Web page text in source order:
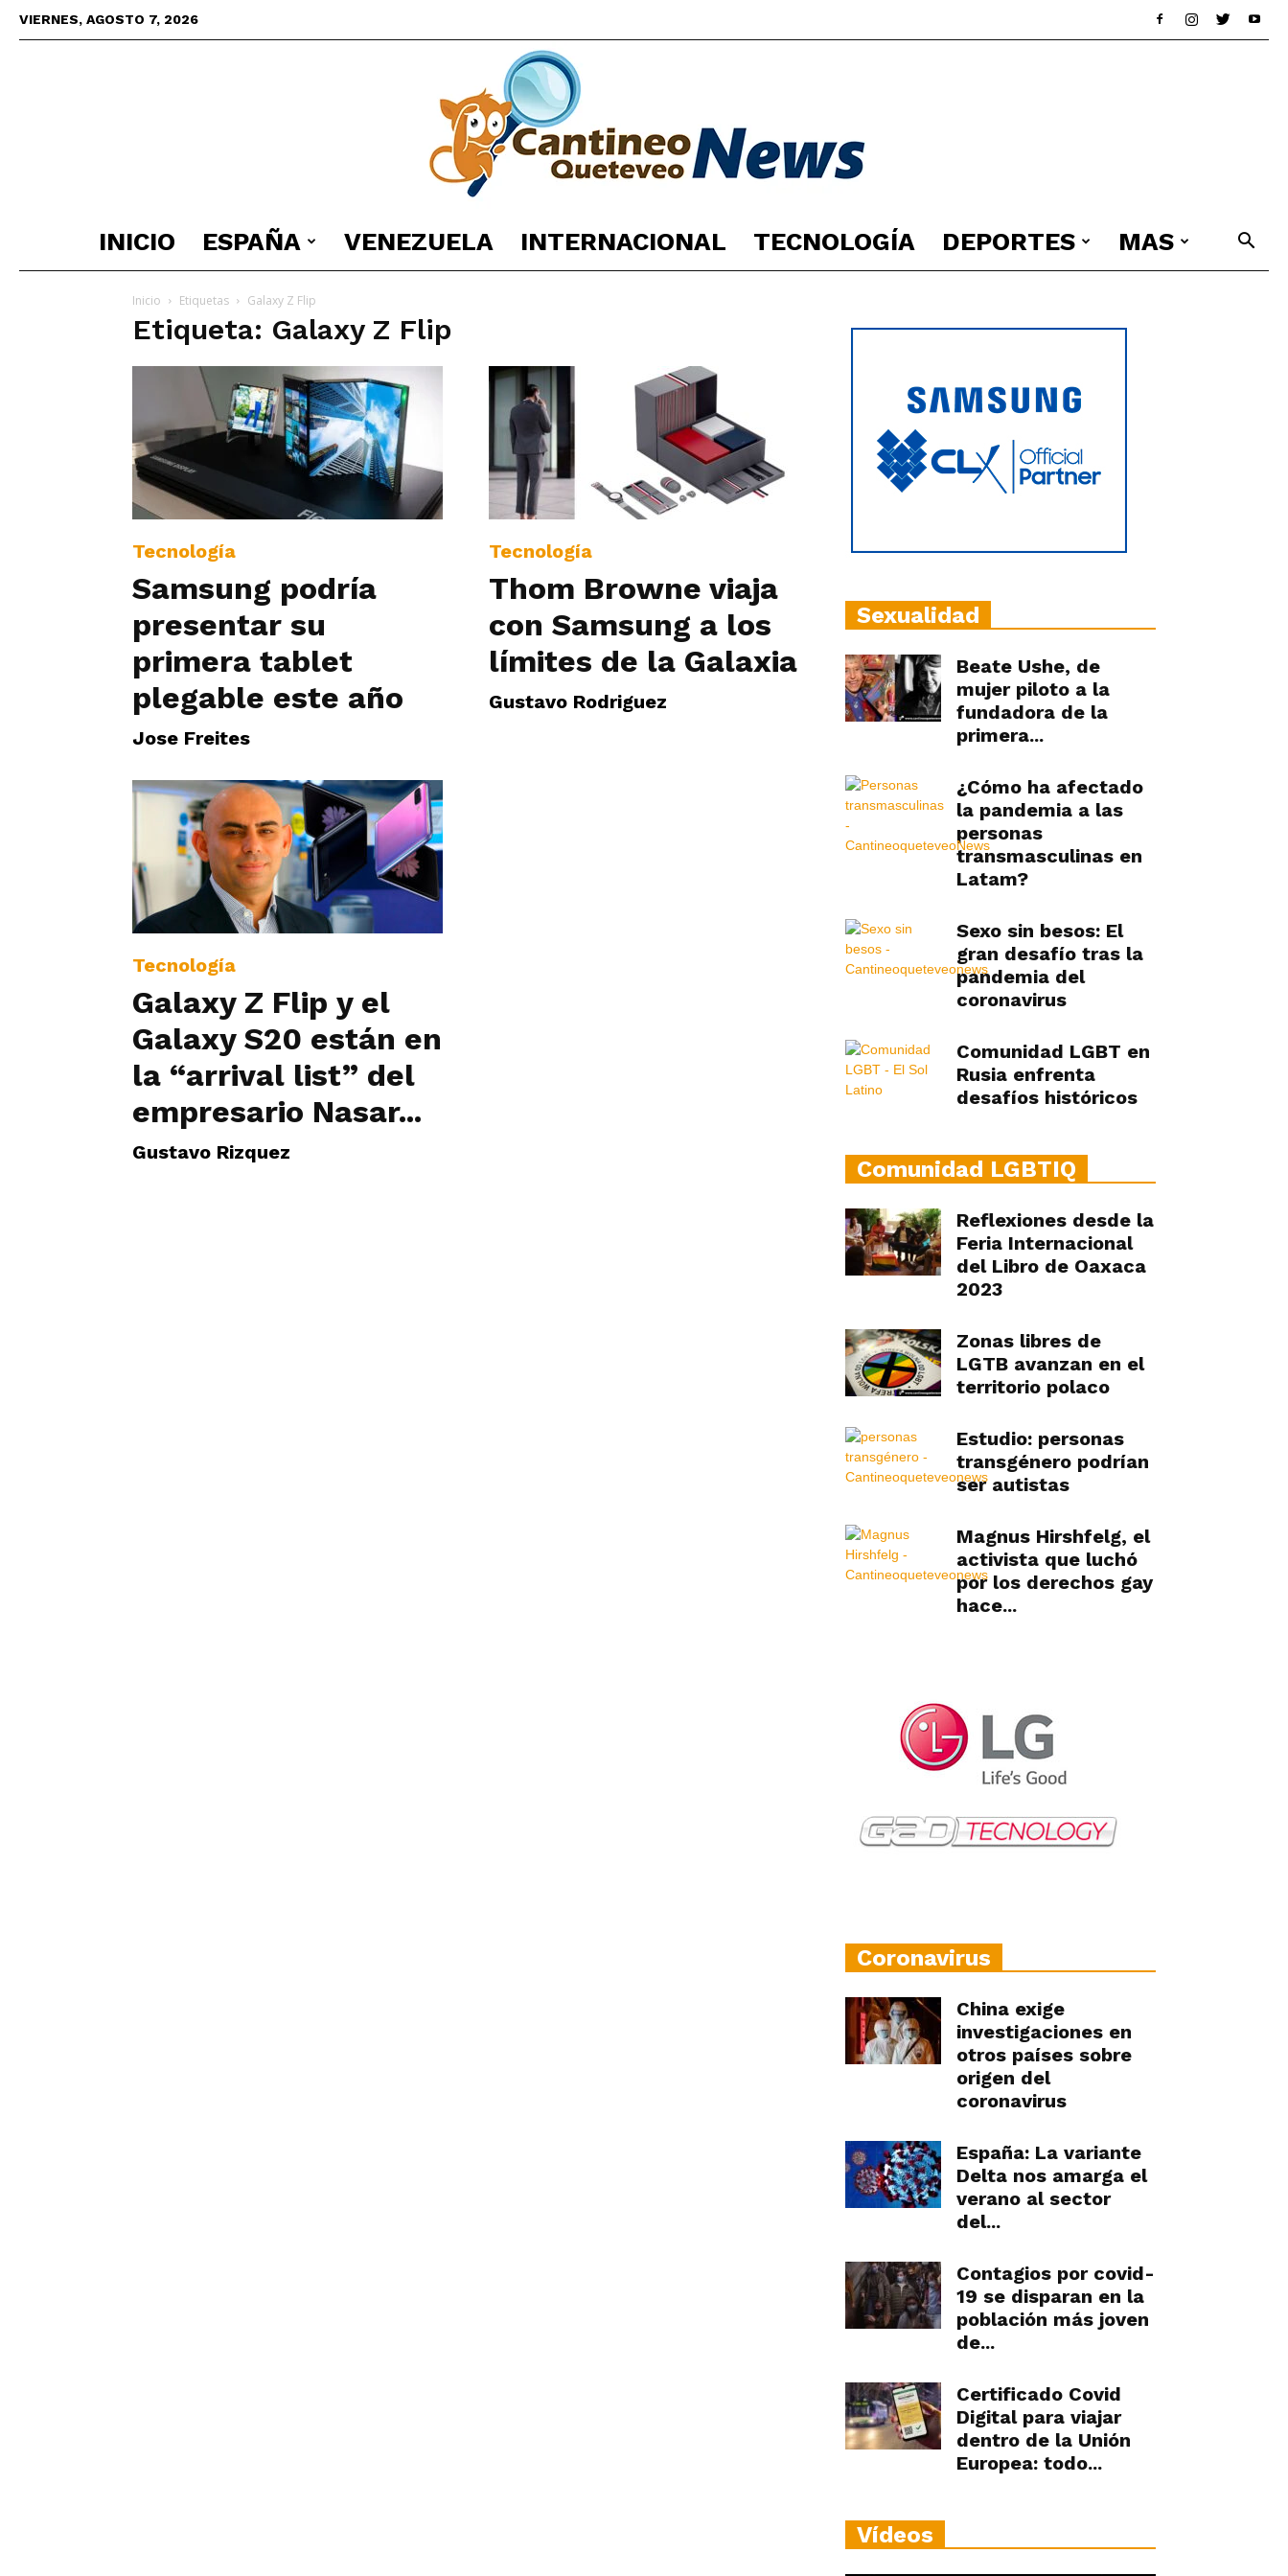
VIERNES, AGOSTO 7, 2026
España
Noticias
hoy
INICIO ESPAÑA VENEZUELA INTERNACIONAL TECNOLOGÍA DEPORTES MAS
Inicio Etiquetas Galaxy Z Flip
Etiqueta: Galaxy Z Flip
Tecnología
Samsung podría
presentar su
primera tablet
plegable este año
Jose Freites
Tecnología
Thom Browne viaja
con Samsung a los
límites de la Galaxia
Gustavo Rodriguez
Tecnología
Galaxy Z Flip y el
Galaxy S20 están en
la “arrival list” del
empresario Nasar...
Gustavo Rizquez
Sexualidad
Beate Ushe, de
mujer piloto a la
fundadora de la
primera...
¿Cómo ha afectado
la pandemia a las
personas
transmasculinas en
Latam?
Sexo sin besos: El
gran desafío tras la
pandemia del
coronavirus
Comunidad LGBT en
Rusia enfrenta
desafíos históricos
Comunidad LGBTIQ
Reflexiones desde la
Feria Internacional
del Libro de Oaxaca
2023
Zonas libres de
LGTB avanzan en el
territorio polaco
Estudio: personas
transgénero podrían
ser autistas
Magnus Hirshfelg, el
activista que luchó
por los derechos gay
hace...
Coronavirus
China exige
investigaciones en
otros países sobre
origen del
coronavirus
España: La variante
Delta nos amarga el
verano al sector
del...
Contagios por covid-
19 se disparan en la
población más joven
de...
Certificado Covid
Digital para viajar
dentro de la Unión
Europea: todo...
Vídeos